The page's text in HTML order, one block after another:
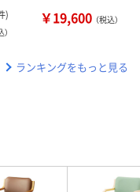
)
）
￥19,600 （税込）
ランキングをもっと見る